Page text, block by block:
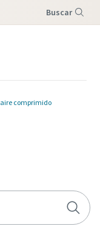
Buscar
comprimido